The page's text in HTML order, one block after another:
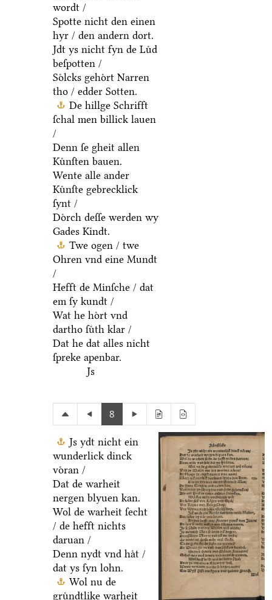
wordt /
Spotte nicht den einen
hyr / den andern dort.
Jdt ys nicht fyn de Luͤd
beſpotten /
Soͤlcks gehoͤrt Narren
tho / edder Sotten.
De hillge Schrifft
ſchal men billick lauen
/
Denn ſe gheit allen
Kuͤnſten bauen.
Wente alle ander
Kuͤnſte gebrecklick
ſynt /
Doͤrch deſſe werden wy
Gades Kindt.
Twe ogen / twe
Ohren vnd eine Mundt
/
Hefft de Minſche / dat
em ſy kundt /
Wat he hoͤrt vnd
dartho ſuͤth klar /
Dat he dat alles nicht
ſpreke apenbar.
Js
8
Js ydt nicht ein
wunderlick dinck
voͤran /
Dat de warheit
nergen blyuen kan.
Wol de warheit ſecht
/ de hefft nichts
daruan /
Denn nydt vnd haͤt /
dat ys ſyn lohn.
Wol nu de
gruͤndtlike warheit